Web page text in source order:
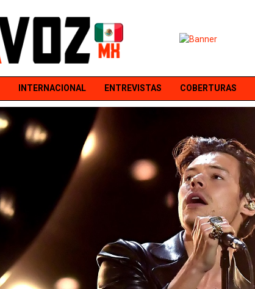
INTERNACIONAL ENTREVISTAS COBERTURAS